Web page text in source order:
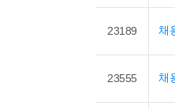
23189 채
23555 채